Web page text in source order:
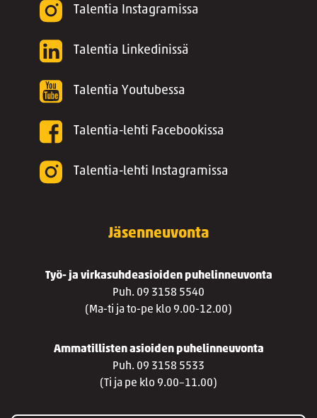
Talentia Instagramissa
Talentia Linkedinissä
Talentia Youtubessa
Talentia-lehti Facebookissa
Talentia-lehti Instagramissa
Jäsenneuvonta
Työ- ja virkasuhdeasioiden puhelinneuvonta
Puh. 09 3158 5540
(Ma-ti ja to-pe klo 9.00-12.00)
Ammatillisten asioiden puhelinneuvonta
Puh. 09 3158 5533
(Ti ja pe klo 9.00–11.00)